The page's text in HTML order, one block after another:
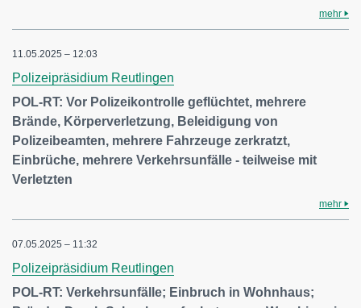
mehr
11.05.2025 – 12:03
Polizeipräsidium Reutlingen
POL-RT: Vor Polizeikontrolle geflüchtet, mehrere
Brände, Körperverletzung, Beleidigung von
Polizeibeamten, mehrere Fahrzeuge zerkratzt,
Einbrüche, mehrere Verkehrsunfälle - teilweise mit
Verletzten
mehr
07.05.2025 – 11:32
Polizeipräsidium Reutlingen
POL-RT: Verkehrsunfälle; Einbruch in Wohnhaus;